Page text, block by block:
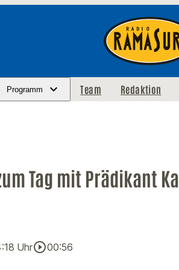
Programm Team Redaktion
Tag mit Prädikant
Uhrplay_circle_outline00:56